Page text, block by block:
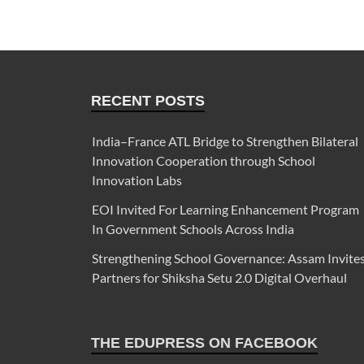
RECENT POSTS
India–France ATL Bridge to Strengthen Bilateral
Innovation Cooperation through School
Innovation Labs
EOI Invited For Learning Enhancement Program
In Government Schools Across India
Strengthening School Governance: Assam
Partners for Shiksha Setu 2.0 Digital Overhaul
THE EDUPRESS ON FACEBOOK